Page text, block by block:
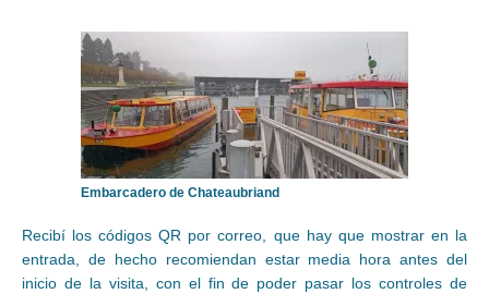
Embarcadero de Chateaubriand
Recibí los códigos QR por correo, que hay que mostrar en la
entrada, de hecho recomiendan estar media hora antes del
inicio de la visita, con el fin de poder pasar los controles de